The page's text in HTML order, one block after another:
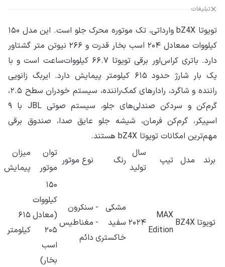
تبلیغات
تویوتا bZ4X وارداتی، تک موتوره محرک جلو است. این مدل ۱۵۰
کیلووات ممعادل ۲۰۴ اسب بخار قدرت و ۲۶۶ نیوتن متر گشتاور
دارد. باتری کراس‌اور برقی تویوتا ۶۶.۷ کیلووات‌ساعت است و با
یک بار شارژ حدود ۶۱۵ کیلومتر پیمایش دارد. ایربگ زانویی
راننده و شاگرد، رادارهای کمک‌راننده، سیستم خودران سطح ۲.۵،
گرم‌کن و سردکن صندلی‌های جلو، سیستم صوتی JBL با ۹
اسپیکر، گرم‌کن فرمان، شیشه جلو عایق صدا، صندوق برقی
مهم‌ترین امکانات تویوتا bZ4X هستند.
برند
مدل تیپ
سال
تولید
رنگ نوع موتور
توان
موتور
میزان
پیمایش
تویوتا BZ4X
MAX
Edition
۲۰۲۴
مشکی -
سفید -
خاکستری
سنکرون
مغناطیس
دائم
۱۵۰
کیلووات
(معادل
۲۰۵
اسب
بخار)
۶۱۵
کیلومتر